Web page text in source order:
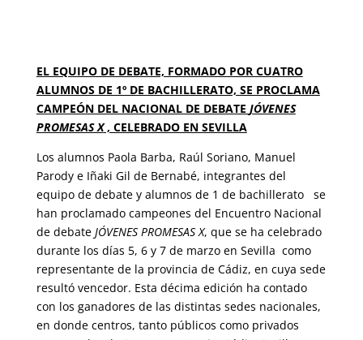
EL EQUIPO DE DEBATE, FORMADO POR CUATRO
ALUMNOS DE 1º DE BACHILLERATO, SE PROCLAMA
CAMPEÓN DEL NACIONAL DE DEBATE JÓVENES
PROMESAS X, CELEBRADO EN SEVILLA
Los alumnos Paola Barba, Raúl Soriano, Manuel
Parody e Iñaki Gil de Bernabé, integrantes del
equipo de debate y alumnos de 1 de bachillerato se
han proclamado campeones del Encuentro Nacional
de debate JÓVENES PROMESAS X, que se ha celebrado
durante los días 5, 6 y 7 de marzo en Sevilla como
representante de la provincia de Cádiz, en cuya sede
resultó vencedor. Esta décima edición ha contado
con los ganadores de las distintas sedes nacionales,
en donde centros, tanto públicos como privados